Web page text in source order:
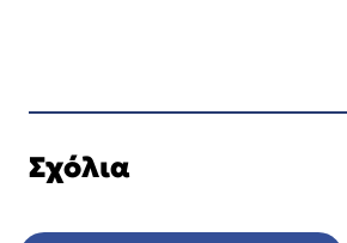
Σχόλια